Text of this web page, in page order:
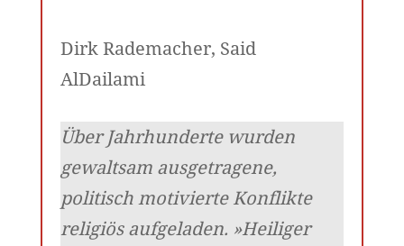
Dirk Rademacher, Said
AlDailami
Über Jahrhunderte wurden
gewaltsam ausgetragene,
politisch motivierte Konflikte
religiös aufgeladen. »Heiliger